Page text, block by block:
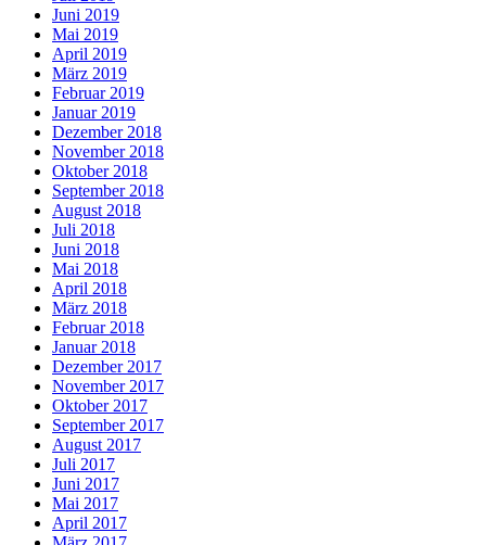
Juni 2019
Mai 2019
April 2019
März 2019
Februar 2019
Januar 2019
Dezember 2018
November 2018
Oktober 2018
September 2018
August 2018
Juli 2018
Juni 2018
Mai 2018
April 2018
März 2018
Februar 2018
Januar 2018
Dezember 2017
November 2017
Oktober 2017
September 2017
August 2017
Juli 2017
Juni 2017
Mai 2017
April 2017